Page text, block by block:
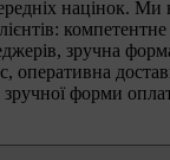
націнок. Ми
компетентне
зручна
оперативна
форми